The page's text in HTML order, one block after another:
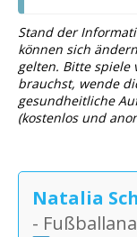
Stand der
können sich
gelten. Bitte spiele
brauchst, wende
gesundheitliche
(kostenlos und
Natalia
-